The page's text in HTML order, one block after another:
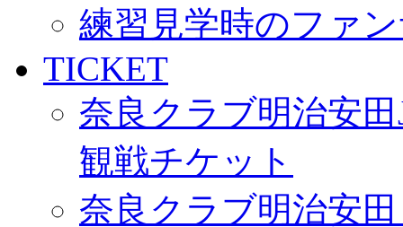
練習見学時のファ
TICKET
奈良クラブ明治安
観戦チケット
奈良クラブ明治安